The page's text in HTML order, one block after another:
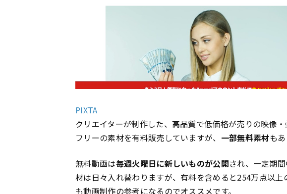
PIXTA
クリエイターが制作した、高品質で低価格が売りの映像
フリーの素材を有料販売していますが、 一部無料素材もあ
無料動画は毎週火曜日に新しいものが公開され、一定期
材は日々入れ替わりますが、有料を含めると254万点以
も動画制作の参考になるのでオススメです。